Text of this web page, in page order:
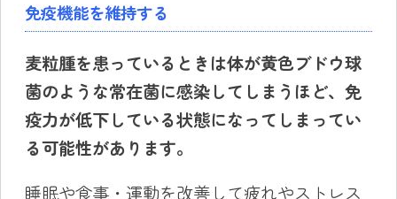
免疫機能を維持する
麦粒腫を患っているときは体が黄色ブドウ球
菌のような常在菌に感染してしまうほど、免
疫力が低下している状態になってしまってい
る可能性があります。
睡眠や食事・運動を改善して疲れやストレス